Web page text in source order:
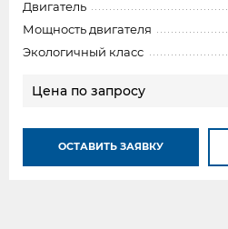
Двигатель
Мощность двигателя
Экологичный класс
Цена по запросу
ОСТАВИТЬ ЗАЯВКУ